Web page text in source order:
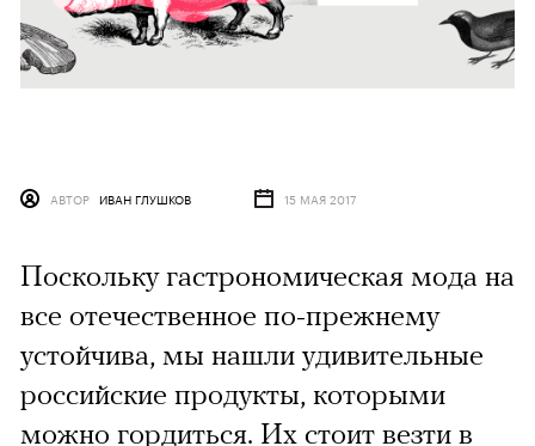
АВТОР ИВАН ГЛУШКОВ 15 МАЯ 2017
Поскольку гастрономическая мода на
все отечественное по-прежнему
устойчива, мы нашли удивительные
российские продукты, которыми
можно гордиться. Их стоит везти в